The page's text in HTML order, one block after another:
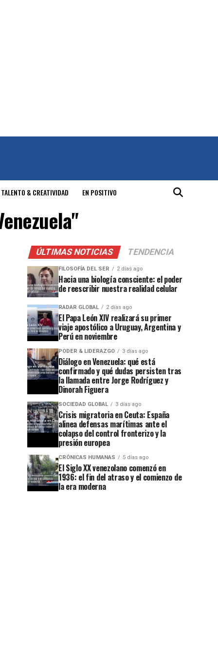
& CREATIVIDAD EN POSITIVO
ÚLTIMAS NOTICIAS TENDENCIA
FILOSOFÍA DEL SER 2 días ago
Hacia una biología consciente: el poder
de reescribir nuestra realidad celular
RADAR GLOBAL 2 días ago
El Papa León XIV realizará su primer
viaje apostólico a Uruguay, Argentina y
Perú en noviembre
PODER & LIDERAZGO 3 días ago
Diálogo en Venezuela: qué está
confirmado y qué dudas persisten tras
la llamada entre Jorge Rodríguez y
Dinorah Figuera
SOCIEDAD GLOBAL 3 días ago
Crisis migratoria en Ceuta: España
alinea defensas marítimas ante el
colapso del control fronterizo y la
presión europea
CRÓNICAS HUMANAS 5 días ago
El Siglo XX venezolano comenzó en
1936: el fin del atraso y el comienzo de
la era moderna